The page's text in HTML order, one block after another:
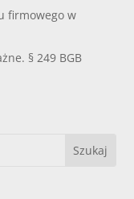
firmowego w
§ 249 BGB